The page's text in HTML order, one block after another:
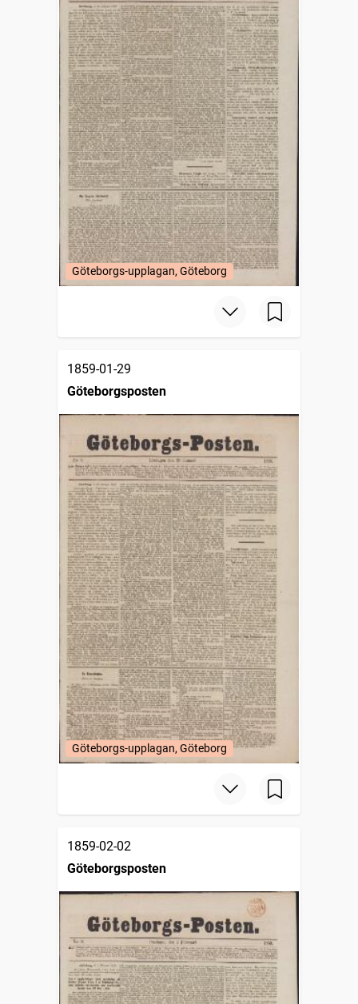
Göteborgs-upplagan, Göteborg
1859-01-29
Göteborgsposten
Göteborgs-upplagan, Göteborg
1859-02-02
Göteborgsposten